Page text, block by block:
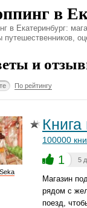
в
в Екатеринбург:
путешественников,
и
По рейтингу
Seka
Книга
100000
1 5
Магазин
рядом с
поезд,